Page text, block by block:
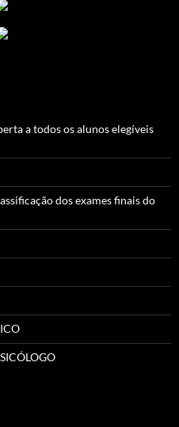
a todos os alunos elegíveis
dos exames finais do